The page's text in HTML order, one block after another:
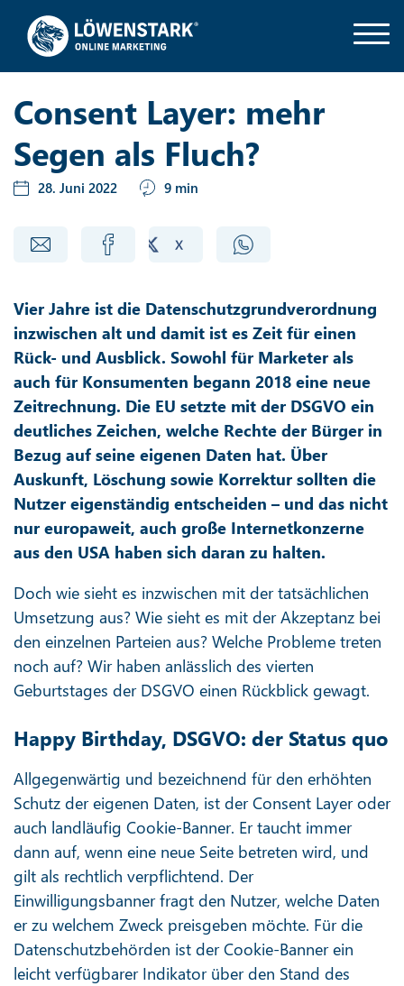
Consent Layer: mehr
Segen als Fluch?
28. Juni 2022 9 min
Vier Jahre ist die Datenschutzgrundverordnung
inzwischen alt und damit ist es Zeit für einen
Rück- und Ausblick. Sowohl für Marketer als
auch für Konsumenten begann 2018 eine neue
Zeitrechnung. Die EU setzte mit der DSGVO ein
deutliches Zeichen, welche Rechte der Bürger in
Bezug auf seine eigenen Daten hat. Über
Auskunft, Löschung sowie Korrektur sollten die
Nutzer eigenständig entscheiden – und das nicht
nur europaweit, auch große Internetkonzerne
aus den USA haben sich daran zu halten.
Doch wie sieht es inzwischen mit der tatsächlichen
Umsetzung aus? Wie sieht es mit der Akzeptanz bei
den einzelnen Parteien aus? Welche Probleme treten
noch auf? Wir haben anlässlich des vierten
Geburtstages der DSGVO einen Rückblick gewagt.
Happy Birthday, DSGVO: der Status quo
Allgegenwärtig und bezeichnend für den erhöhten
Schutz der eigenen Daten, ist der Consent Layer oder
auch landläufig Cookie-Banner. Er taucht immer
dann auf, wenn eine neue Seite betreten wird, und
gilt als rechtlich verpflichtend. Der
Einwilligungsbanner fragt den Nutzer, welche Daten
er zu welchem Zweck preisgeben möchte. Für die
Datenschutzbehörden ist der Cookie-Banner ein
leicht verfügbarer Indikator über den Stand des